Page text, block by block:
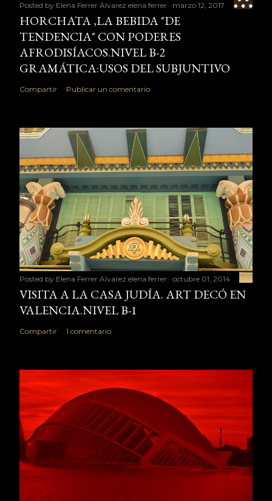
Posted by Elena Ferrer Alvarez elena ferrer marzo 12, 2017
HORCHATA ,LA BEBIDA "DE
TENDENCIA" CON PODERES
AFRODISÍACOS.NIVEL B-2
GRAMÁTICA:USOS DEL SUBJUNTIVO
Compartir Publicar un comentario
Posted by Elena Ferrer Alvarez elena ferrer octubre 01, 2014
VISITA A LA CASA JUDÍA. ART DECÓ EN
VALENCIA.NIVEL B-1
Compartir 1 comentario